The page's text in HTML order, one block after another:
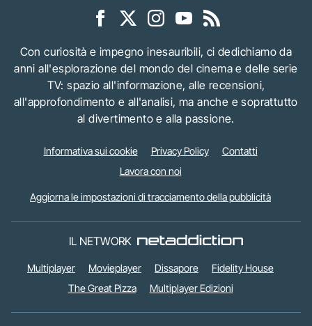
Con curiosità e impegno inesauribili, ci dedichiamo da
anni all'esplorazione del mondo del cinema e delle serie
TV: spazio all'informazione, alle recensioni,
all'approfondimento e all'analisi, ma anche e soprattutto
al divertimento e alla passione.
Informativa sui cookie Privacy Policy
Contatti
Lavora con noi
Aggiorna le impostazioni di tracciamento della pubblicità
IL NETWORK
Multiplayer Movieplayer Dissapore
Fidelity House
The Great Pizza
Multiplayer Edizioni